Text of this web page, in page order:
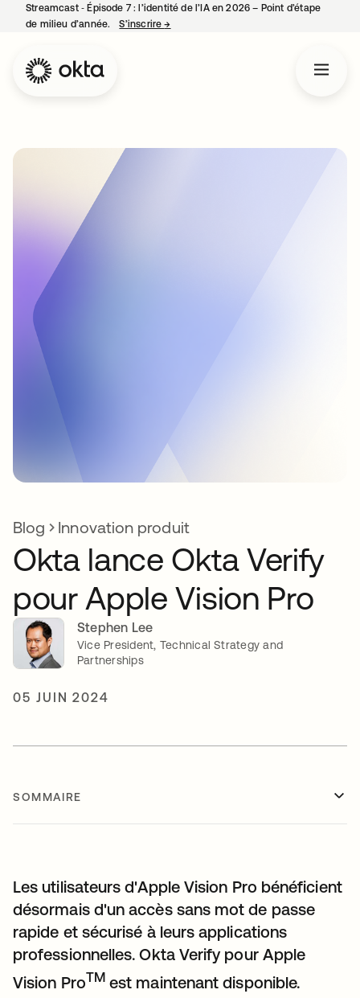
Streamcast ‑ Épisode 7 : l’identité de l’IA en 2026 – Point d’étape
de milieu d’année.
S’inscrire→
Blog Innovation produit
Okta lance Okta Verify
pour Apple Vision Pro
Stephen Lee
Vice President, Technical Strategy and
Partnerships
05 JUIN 2024
SOMMAIRE
Les utilisateurs d'Apple Vision Pro bénéficient
désormais d'un accès sans mot de passe
rapide et sécurisé à leurs applications
professionnelles. Okta Verify pour Apple
Vision ProTMest maintenant disponible.